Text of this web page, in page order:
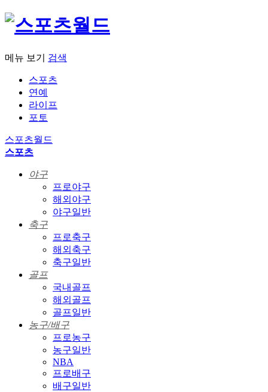
메뉴 보기 검색
스포츠
연예
라이프
포토
스포츠월드
스포츠
야구
프로야구
해외야구
야구일반
축구
프로축구
해외축구
축구일반
골프
국내골프
해외골프
골프일반
농구/배구
프로농구
농구일반
NBA
프로배구
배구일반